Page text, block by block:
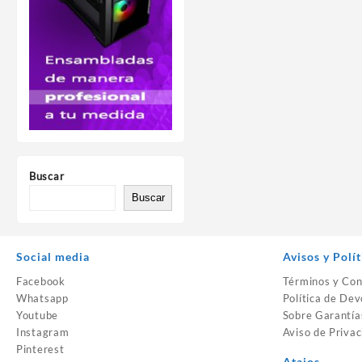
Buscar
Buscar
Social media
Facebook
Whatsapp
Youtube
Instagram
Pinterest
Avisos y
Términos y
Política de
Sobre
Aviso de